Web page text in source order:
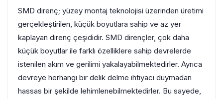
SMD direnç; yüzey montaj teknolojisi üzerinden üretimi
gerçekleştirilen, küçük boyutlara sahip ve az yer
kaplayan direnç çeşididir. SMD dirençler, çok daha
küçük boyutlar ile farklı özelliklere sahip devrelerde
istenilen akım ve gerilimi yakalayabilmektedirler. Ayrıca
devreye herhangi bir delik delme ihtiyacı duymadan
hassas bir şekilde lehimlenebilmektedirler. Bu sayede,